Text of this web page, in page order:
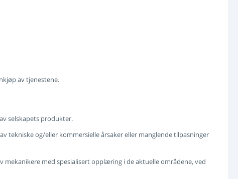
av tjenestene.
selskapets produkter.
tekniske og/eller kommersielle årsaker eller manglende tilpasninger
med spesialisert opplæring i de aktuelle områdene, ved